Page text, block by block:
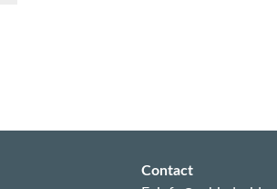
Contact